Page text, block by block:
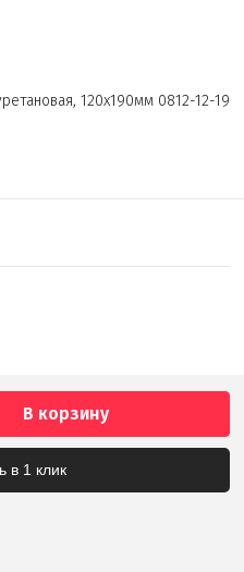
В корзину
в 1 клик